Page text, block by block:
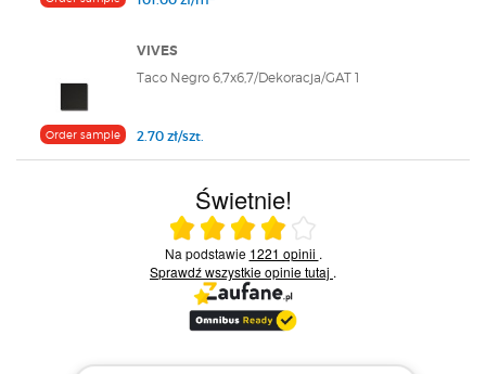
Order sample
VIVES
Taco Negro 6,7x6,7/Dekoracja/GAT 1
2.70 zł/szt.
Świetnie!
Ocena średnia 4 na 5
Na podstawie 1221 opinii .
Sprawdź wszystkie opinietutaj .